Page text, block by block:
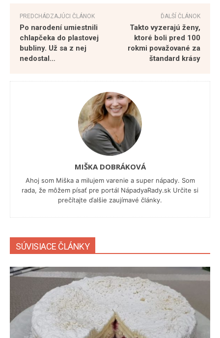
PREDCHÁDZAJÚCI ČLÁNOK
Po narodení umiestnili
chlapčeka do plastovej
bubliny. Už sa z nej
nedostal…
ĎALŠÍ ČLÁNOK
Takto vyzerajú ženy,
ktoré boli pred 100
rokmi považované za
štandard krásy
MIŠKA DOBRÁKOVÁ
Ahoj som Miška a milujem varenie a super nápady. Som
rada, že môžem písať pre portál NápadyaRady.sk Určite si
prečítajte ďalšie zaujímavé články.
SÚVISIACE ČLÁNKY